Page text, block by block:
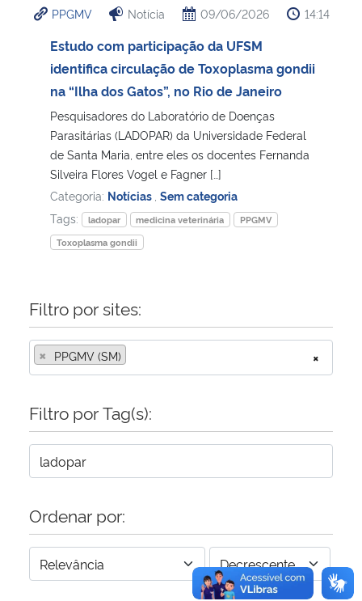
Ministério da Cidadania
Ministério de Minas e Energia
Ministério da Ciência, Tecnologia, Inovações e Comunicações
Ministério do Turismo
Controladoria-Geral da União
Ministério da Mulher, da Família e dos Direitos Humanos
Secretaria de Governo
Advocacia-Geral da União
Banco Central do Brasil
PPGMV Notícia 09/06/2026 14:14
Estudo com participação da UFSM
identifica circulação de Toxoplasma gondii
na “Ilha dos Gatos”, no Rio de Janeiro
Pesquisadores do Laboratório de Doenças
Parasitárias (LADOPAR) da Universidade Federal
de Santa Maria, entre eles os docentes Fernanda
Silveira Flores Vogel e Fagner […]
Categoria: Notícias Sem categoria
Tags:
ladopar medicina veterinária
PPGMV
Toxoplasma gondii
Filtro por sites:
×
× PPGMV (SM)
Filtro por Tag(s):
Ordenar por: